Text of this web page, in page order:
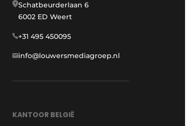
Schatbeurderlaan 6
6002 ED Weert
+31 495 450095
info@louwersmediagroep.nl
KANTOOR BELGIË